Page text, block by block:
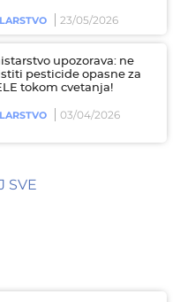
23/05/2026
upozorava: ne
pesticide opasne za
tokom cvetanja!
03/04/2026
SVE